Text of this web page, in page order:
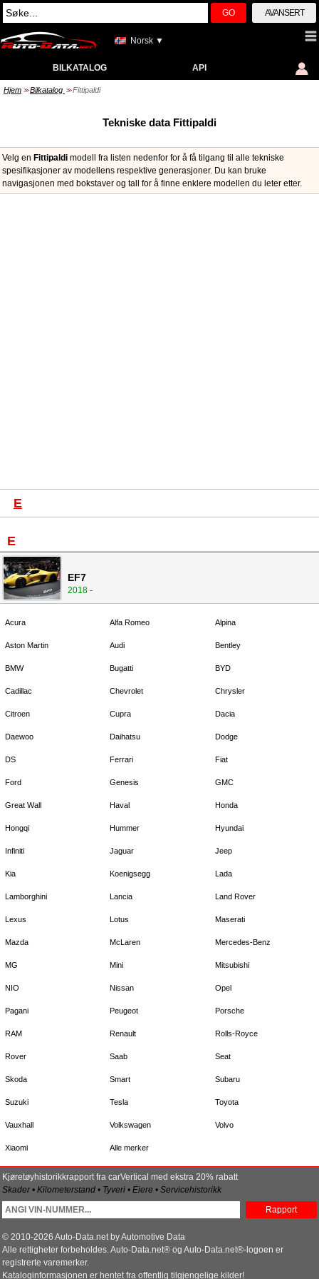
GO AVANSERT
Norsk ▼
BILKATALOG API
Hjem >> Bilkatalog >> Fittipaldi
Tekniske data Fittipaldi
Velg en Fittipaldi modell fra listen nedenfor for å få tilgang til alle tekniske
spesifikasjoner av modellens respektive generasjoner. Du kan bruke
navigasjonen med bokstaver og tall for å finne enklere modellen du leter etter.
E
E
EF7
2018 -
Acura Alfa Romeo Alpina
Aston Martin Audi Bentley
BMW Bugatti BYD
Cadillac Chevrolet Chrysler
Citroen Cupra Dacia
Daewoo Daihatsu Dodge
DS Ferrari Fiat
Ford Genesis GMC
Great Wall Haval Honda
Hongqi Hummer Hyundai
Infiniti Jaguar Jeep
Kia Koenigsegg Lada
Lamborghini Lancia Land Rover
Lexus Lotus Maserati
Mazda McLaren Mercedes-Benz
MG Mini Mitsubishi
NIO Nissan Opel
Pagani Peugeot Porsche
RAM Renault Rolls-Royce
Rover Saab Seat
Skoda Smart Subaru
Suzuki Tesla Toyota
Vauxhall Volkswagen Volvo
Xiaomi Alle merker
Kjøretøyhistorikkrapport fra carVertical med ekstra 20% rabatt
Skader • Kilometerstand • Tyveri • Eiere • Servicehistorikk
Rapport
© 2010-2026 Auto-Data.net by Automotive Data
Alle rettigheter forbeholdes. Auto-Data.net® og Auto-Data.net®-logoen er
registrerte varemerker.
Kataloginformasjonen er hentet fra offentlig tilgjengelige kilder!